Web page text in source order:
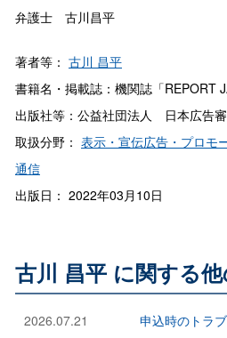
弁護士 古川昌平
著者等： 古川 昌平
書籍名・掲載誌：機関誌「REPORT
出版社等：公益社団法人 日本広告
取扱分野： 表示・宣伝広告・プロモ
通信
出版日： 2022年03月10日
古川 昌平 に関する
2026.07.21 申込時のトラ